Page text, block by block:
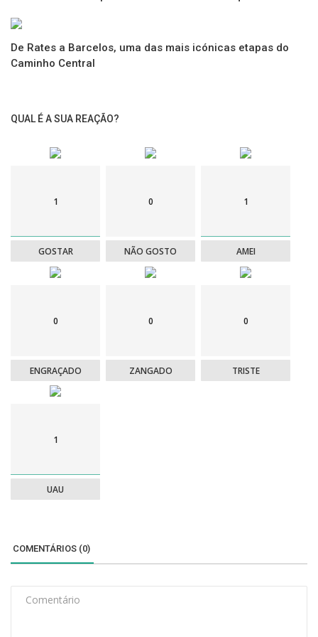
De Rates a Barcelos, uma das mais icónicas etapas do
Caminho Central
QUAL É A SUA REAÇÃO?
1
GOSTAR
0
NÃO GOSTO
1
AMEI
0
ENGRAÇADO
0
ZANGADO
0
TRISTE
1
UAU
COMENTÁRIOS (0)